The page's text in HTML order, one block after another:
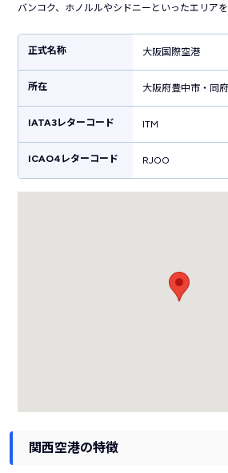
バンコク、ホノルルやシドニーといったエリア
ンバスで約30分で行くことができ、北海道から
スすることができる利便性もあり、年間を通し
しています。また、大阪府の池田市、豊中市と
場所にある伊丹空港は、空港ターミナルビルお
ができるのも特徴です。
正式名称 大阪国際空港
所在 大阪府豊中市・同
IATA3レターコード ITM
ICAO4レターコード RJOO
関西空港の特徴